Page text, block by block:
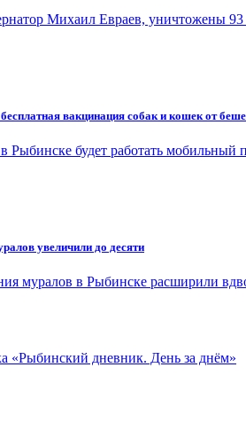
Михаил Евраев, уничтожены
вакцинация собак и кошек от
Рыбинске будет работать
увеличили до десяти
муралов в Рыбинске расширили
«Рыбинский дневник. День за днём»